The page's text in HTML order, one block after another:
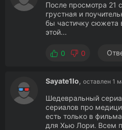
После просмотра 21
грустная и
бы частичку
этой...
0 0
Sayate1lo, оставлен 1
Шедевральный
сериалов про
есть только в
для Хью Лори. Всем